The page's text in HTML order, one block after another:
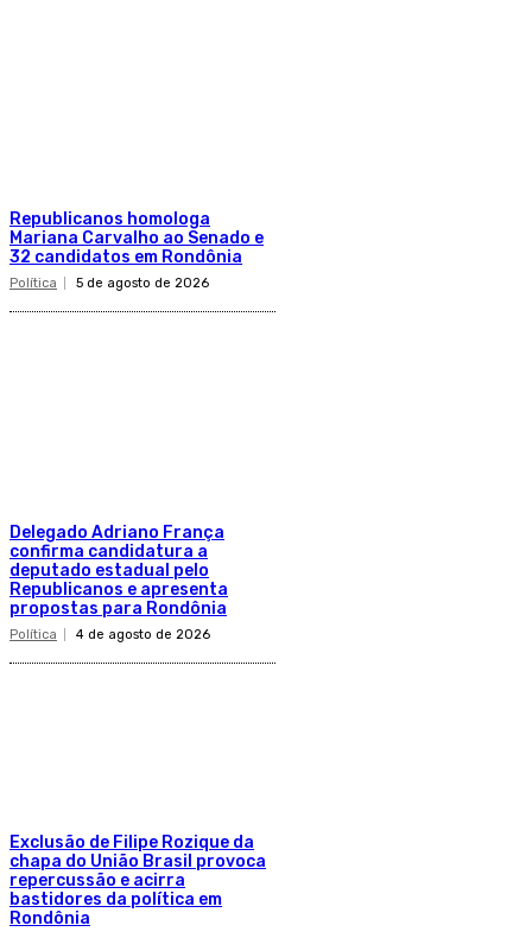
Republicanos homologa
Mariana Carvalho ao Senado e
32 candidatos em Rondônia
Política 5 de agosto de 2026
Delegado Adriano França
confirma candidatura a
deputado estadual pelo
Republicanos e apresenta
propostas para Rondônia
Política 4 de agosto de 2026
Exclusão de Filipe Rozique da
chapa do União Brasil provoca
repercussão e acirra
bastidores da política em
Rondônia